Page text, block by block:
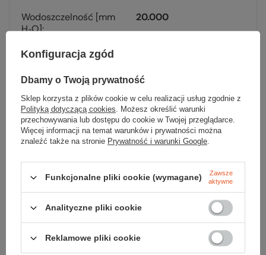
Wodoszczelność [mm
H₂O]
20.000
Oddychalność [g/m²/24
Ilość kieszeni
Szelki
nie
Waga [g]
267
Kolor
black
Sprawdź
Konfiguracja zgód
Dbamy o Twoją prywatność
Sklep korzysta z plików cookie w celu realizacji usług zgodnie z
Polityką dotyczącą cookies. Możesz określić warunki
przechowywania lub dostępu do cookie w Twojej przeglądarce.
Więcej informacji na temat warunków i prywatności można
znaleźć także na stronie Prywatność i warunki Google.
Funkcjonalne pliki cookie (wymagane)
Zawsze
aktywne
Analityczne pliki cookie
Reklamowe pliki cookie